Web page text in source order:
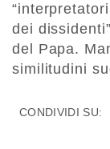
dei
del Papa.
similitudini
CONDIVIDI SU: